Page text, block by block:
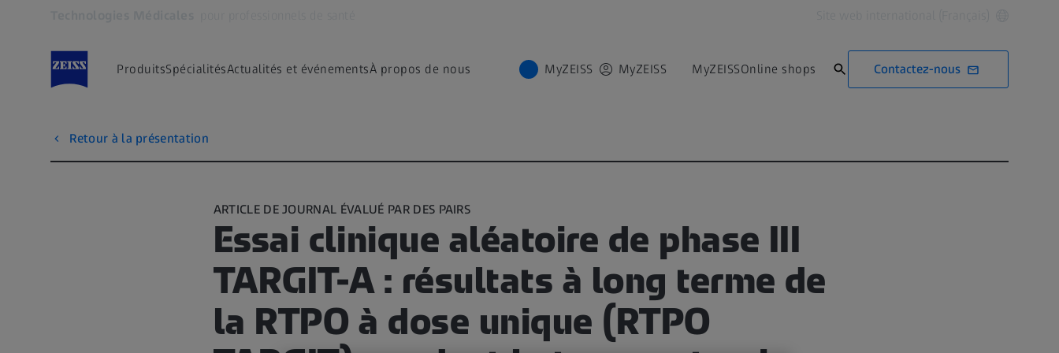
ProduitsSpécialitésActualités et événementsÀ propos de nous MyZEISS MyZEISS MyZEISSOnline shops Contactez-nous
Retour à la présentation
ARTICLE DE JOURNAL ÉVALUÉ PAR DES PAIRS
Essai clinique aléatoire de phase III
TARGIT-A : résultats à long terme de
la RTPO à dose unique (RTPO